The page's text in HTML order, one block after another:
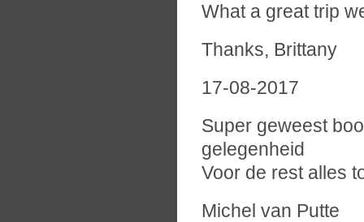
What a great trip
Thanks, Brittany
17-08-2017
Super geweest
gelegenheid
Voor de rest alles
Michel van Putte